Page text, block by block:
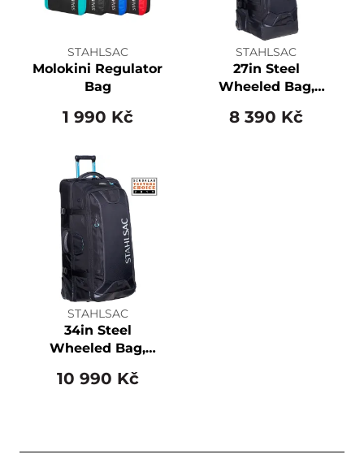
STAHLSAC
Molokini Regulator
Bag
1 990 Kč
STAHLSAC
27in Steel
Wheeled Bag,
8 390 Kč
STAHLSAC
34in Steel
Wheeled Bag,
10 990 Kč